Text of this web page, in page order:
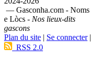
— Gasconha.com - Noms
e Lòcs - Nos lieux-dits
gascons
Plan du site | Se connecter|
RSS 2.0